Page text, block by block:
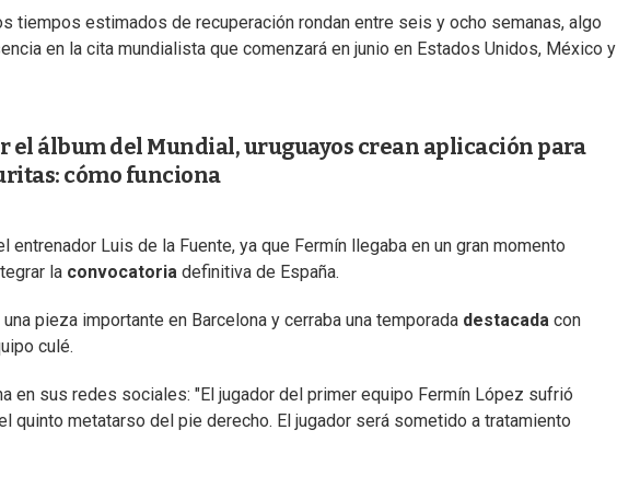
tiempos estimados de recuperación rondan entre seis y ocho semanas, algo
en la cita mundialista que comenzará en junio en Estados Unidos, México y
el álbum del Mundial, uruguayos crean aplicación para
cómo funciona
entrenador Luis de la Fuente, ya que Fermín llegaba en un gran momento
la convocatoria definitiva de España.
pieza importante en Barcelona y cerraba una temporada destacada con
culé.
en sus redes sociales: "El jugador del primer equipo Fermín López sufrió
quinto metatarso del pie derecho. El jugador será sometido a tratamiento